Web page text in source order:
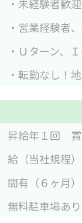
・未経験者歓迎
・営業経験者
・Ｕターン、
・転勤なし！
昇給年１回
給（当社規程
間有（６ヶ月
無料駐車場あ